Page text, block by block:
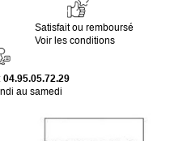
Satisfait ou remboursé
Voir les conditions
04.95.05.72.29
au samedi